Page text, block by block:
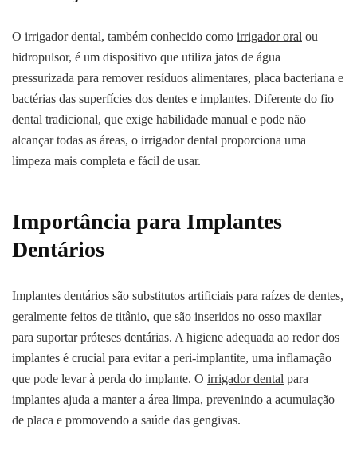
O irrigador dental, também conhecido como irrigador oral ou
hidropulsor, é um dispositivo que utiliza jatos de água
pressurizada para remover resíduos alimentares, placa bacteriana e
bactérias das superfícies dos dentes e implantes. Diferente do fio
dental tradicional, que exige habilidade manual e pode não
alcançar todas as áreas, o irrigador dental proporciona uma
limpeza mais completa e fácil de usar.
Importância para Implantes
Dentários
Implantes dentários são substitutos artificiais para raízes de dentes,
geralmente feitos de titânio, que são inseridos no osso maxilar
para suportar próteses dentárias. A higiene adequada ao redor dos
implantes é crucial para evitar a peri-implantite, uma inflamação
que pode levar à perda do implante. O irrigador dental para
implantes ajuda a manter a área limpa, prevenindo a acumulação
de placa e promovendo a saúde das gengivas.